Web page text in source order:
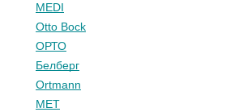
MEDI
Otto Bock
ОРТО
Белберг
Ortmann
МЕТ